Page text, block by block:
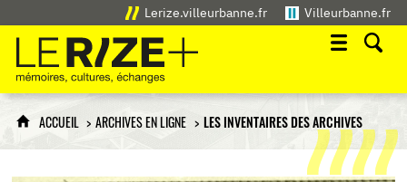
Lerize.villeurbanne.fr Villeurbanne.fr
Le Rize+
mémoires, cultures, échanges
ACCUEIL ARCHIVES EN LIGNE LES INVENTAIRES DES ARCHIVES